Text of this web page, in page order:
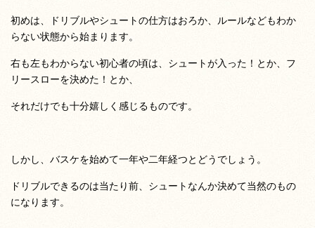
初めは、ドリブルやシュートの仕方はおろか、ルールなどもわか
らない状態から始まります。
右も左もわからない初心者の頃は、シュートが入った！とか、フ
リースローを決めた！とか、
それだけでも十分嬉しく感じるものです。
しかし、バスケを始めて一年や二年経つとどうでしょう。
ドリブルできるのは当たり前、シュートなんか決めて当然のもの
になります。